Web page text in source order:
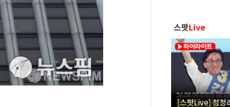
스팟Live
[스팟Live] 정청